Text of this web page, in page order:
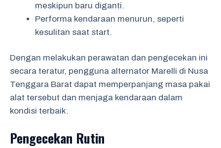
meskipun baru diganti.
Performa kendaraan menurun, seperti
kesulitan saat start.
Dengan melakukan perawatan dan pengecekan ini
secara teratur, pengguna alternator Marelli di Nusa
Tenggara Barat dapat memperpanjang masa pakai
alat tersebut dan menjaga kendaraan dalam
kondisi terbaik.
Pengecekan Rutin